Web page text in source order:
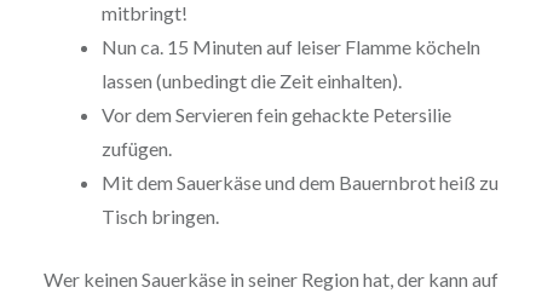
mitbringt!
Nun ca. 15 Minuten auf leiser Flamme köcheln
lassen (unbedingt die Zeit einhalten).
Vor dem Servieren fein gehackte Petersilie
zufügen.
Mit dem Sauerkäse und dem Bauernbrot heiß zu
Tisch bringen.
Wer keinen Sauerkäse in seiner Region hat, der kann auf